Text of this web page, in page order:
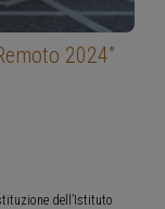
2024”
dell’Istituto